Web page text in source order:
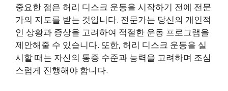
중요한 점은 허리 디스크 운동을 시작하기 전에 전문
가의 지도를 받는 것입니다. 전문가는 당신의 개인적
인 상황과 증상을 고려하여 적절한 운동 프로그램을
제안해줄 수 있습니다. 또한, 허리 디스크 운동을 실
시할 때는 자신의 통증 수준과 능력을 고려하며 조심
스럽게 진행해야 합니다.